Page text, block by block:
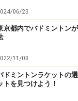
プには、主に滑り留
れるテープを上から
選ぶといいでしょ
ケットの持ち替え
つ。反対に太いグリ
ぱい打ちたい方向け
06/23
京都内でバドミントン
11/08
ドミントンラケットの
トを見つけよう！